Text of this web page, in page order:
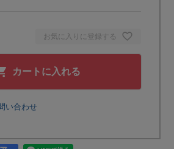
お気に入りに登録する
カートに入れる
い合わせ